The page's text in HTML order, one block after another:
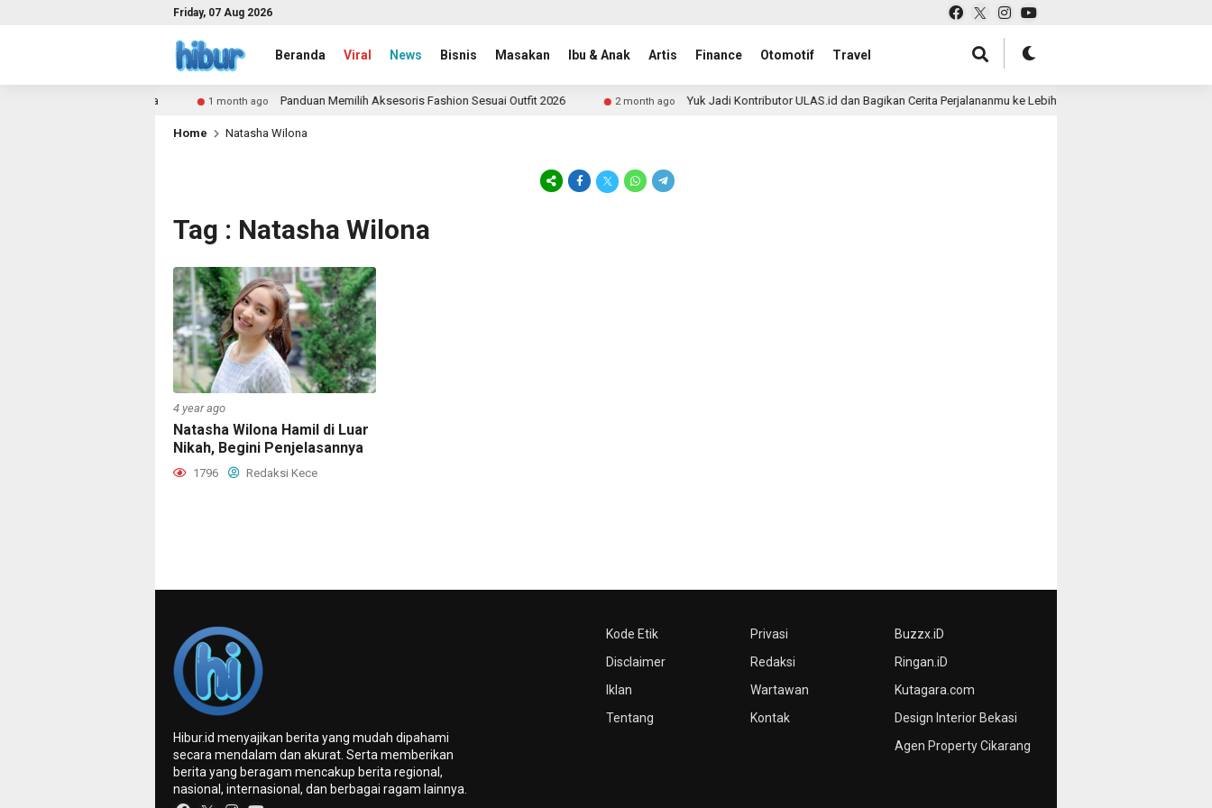
Friday, 07 Aug 2026
Beranda Viral News Bisnis Masakan Ibu & Anak Artis Finance Otomotif Travel
1 month ago Panduan Memilih Aksesoris Fashion Sesuai Outfit 2026 2 month ago Yuk Jadi Kontributor ULAS.id dan Bagikan Cerita Perjalananmu ke Lebih Banyak Pembaca
Home Natasha Wilona
Tag : Natasha Wilona
4 year ago
Natasha Wilona Hamil di Luar
Nikah, Begini Penjelasannya
1796 Redaksi Kece
Kode Etik
Disclaimer
Iklan
Tentang
Privasi
Redaksi
Wartawan
Kontak
Buzzx.iD
Ringan.iD
Kutagara.com
Design Interior Bekasi
Agen Property Cikarang
Hibur.id menyajikan berita yang mudah dipahami
secara mendalam dan akurat. Serta memberikan
berita yang beragam mencakup berita regional,
nasional, internasional, dan berbagai ragam lainnya.